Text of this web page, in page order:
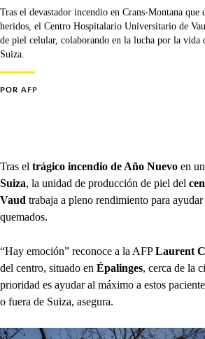
Tras el devastador incendio en Crans-Montana que
heridos, el Centro Hospitalario Universitario de
de piel celular, colaborando en la lucha por la vida
Suiza.
POR AFP
Tras el trágico incendio de Año Nuevo en
Suiza, la unidad de producción de piel del
Vaud trabaja a pleno rendimiento para
quemados.
“Hay emoción” reconoce a la AFPLaurent
del centro, situado en Épalinges, cerca de la
prioridad es ayudar al máximo a estos
o fuera de Suiza, asegura.